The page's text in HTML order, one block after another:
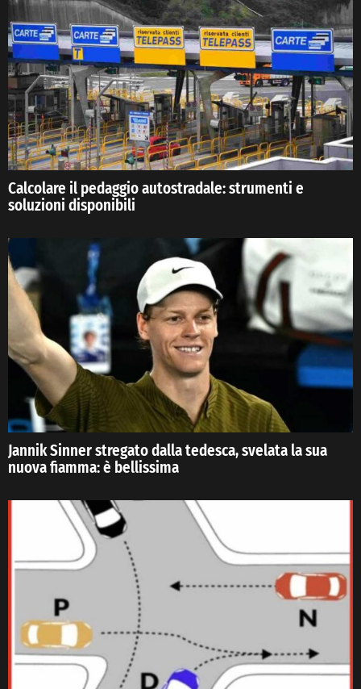
Calcolare il pedaggio autostradale: strumenti e
soluzioni disponibili
Jannik Sinner stregato dalla tedesca, svelata la sua
nuova fiamma: è bellissima